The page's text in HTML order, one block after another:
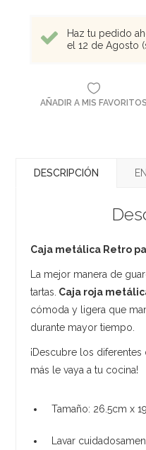
Haz tu pedido
el 12 de Agosto
AÑADIR A MIS FAVORITOS
DESCRIPCIÓN
Caja metálica Retro
La mejor manera de
tartas. Caja roja
cómoda y ligera que
durante mayor tiempo.
¡Descubre los
más le vaya a tu cocina!
Tamaño: 26.5cm x
Lavar